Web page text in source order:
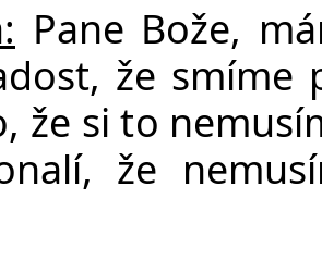
Pane Bože,
že smíme
že si to
že